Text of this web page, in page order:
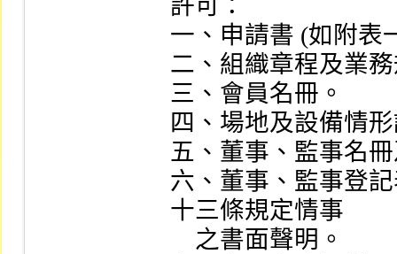
許可：
一、申請書 (如附表
二、組織章程及業
三、會員名冊。
四、場地及設備情
五、董事、監事名
六、董事、監事登
十三條規定情事